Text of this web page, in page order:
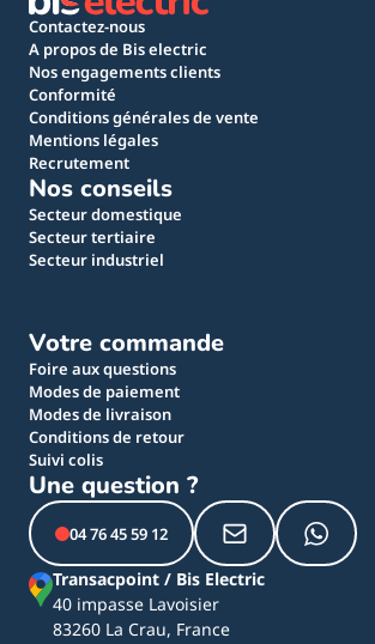
Contactez-nous
A propos de Bis electric
Nos engagements clients
Conformité
Conditions générales de vente
Mentions légales
Recrutement
Nos conseils
Secteur domestique
Secteur tertiaire
Secteur industriel
Votre commande
Foire aux questions
Modes de paiement
Modes de livraison
Conditions de retour
Suivi colis
Une question ?
04 76 45 59 12
Transacpoint / Bis Electric
40 impasse Lavoisier
83260 La Crau, France